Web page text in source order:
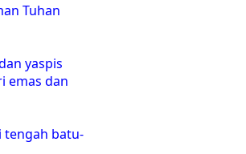
Tuhan
yaspis
emas dan
tengah batu-